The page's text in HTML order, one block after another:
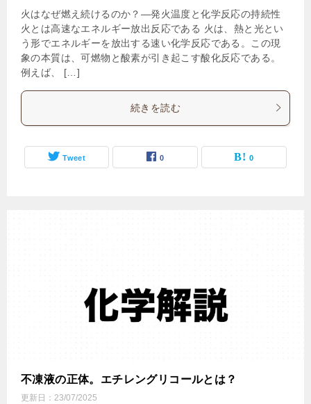
火はなぜ燃え続けるのか？—発火温度と化学反応の持続性
火とは高速なエネルギー放出反応である 火は、熱と光とい
う形でエネルギーを放出する速い化学反応である。この現
象の本質は、可燃物と酸素が引き起こす酸化反応である。
例えば、 […]
続きを読む
Tweet 0 0
不凍液の正体。エチレングリコールとは？
更新日： 23/07/2025